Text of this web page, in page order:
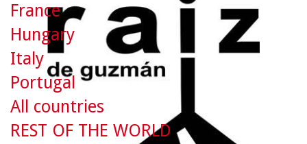
France
Hungary
Italy
Portugal
All countries
REST OF THE WORLD